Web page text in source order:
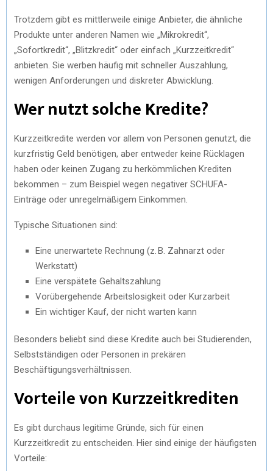
Trotzdem gibt es mittlerweile einige Anbieter, die ähnliche
Produkte unter anderen Namen wie „Mikrokredit“,
„Sofortkredit“, „Blitzkredit“ oder einfach „Kurzzeitkredit“
anbieten. Sie werben häufig mit schneller Auszahlung,
wenigen Anforderungen und diskreter Abwicklung.
Wer nutzt solche Kredite?
Kurzzeitkredite werden vor allem von Personen genutzt, die
kurzfristig Geld benötigen, aber entweder keine Rücklagen
haben oder keinen Zugang zu herkömmlichen Krediten
bekommen – zum Beispiel wegen negativer SCHUFA-
Einträge oder unregelmäßigem Einkommen.
Typische Situationen sind:
Eine unerwartete Rechnung (z. B. Zahnarzt oder
Werkstatt)
Eine verspätete Gehaltszahlung
Vorübergehende Arbeitslosigkeit oder Kurzarbeit
Ein wichtiger Kauf, der nicht warten kann
Besonders beliebt sind diese Kredite auch bei Studierenden,
Selbstständigen oder Personen in prekären
Beschäftigungsverhältnissen.
Vorteile von Kurzzeitkrediten
Es gibt durchaus legitime Gründe, sich für einen
Kurzzeitkredit zu entscheiden. Hier sind einige der häufigsten
Vorteile: